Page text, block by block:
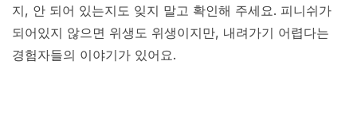
지, 안 되어 있는지도 잊지 말고 확인해 주세요. 피니쉬가
되어있지 않으면 위생도 위생이지만, 내려가기 어렵다는
경험자들의 이야기가 있어요.